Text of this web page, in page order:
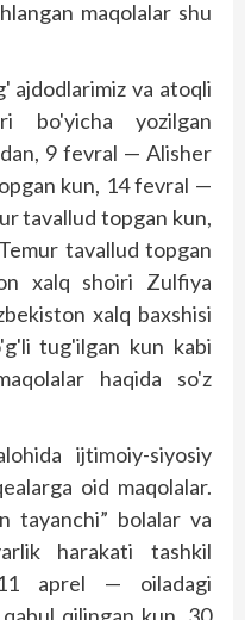
maqolalar shu
ajdodlarimiz va atoqli
bo'yicha yozilgan
9 fevral — Alisher
kun, 14 fevral —
tavallud topgan kun,
tavallud topgan
xalq shoiri Zulfiya
xalq baxshisi
tug'ilgan kun kabi
haqida so'z
ijtimoiy-siyosiy
oid maqolalar.
tayanchi” bolalar va
harakati tashkil
aprel — oiladagi